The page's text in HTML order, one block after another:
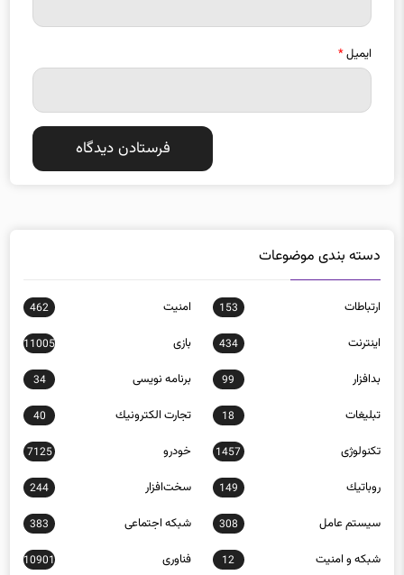
ایمیل*
دسته بندی موضوعات
ارتباطات 153 امنيت 462
اينترنت 434 بازی 11005
بدافزار 99 برنامه نويسی 34
تبلیغات 18 تجارت الكترونيك 40
تکنولوژی 1457 خودرو 7125
روباتيك 149 سخت‌افزار 244
سيستم عامل 308 شبكه اجتماعی 383
شبكه و امنيت 12 فناوری 10901